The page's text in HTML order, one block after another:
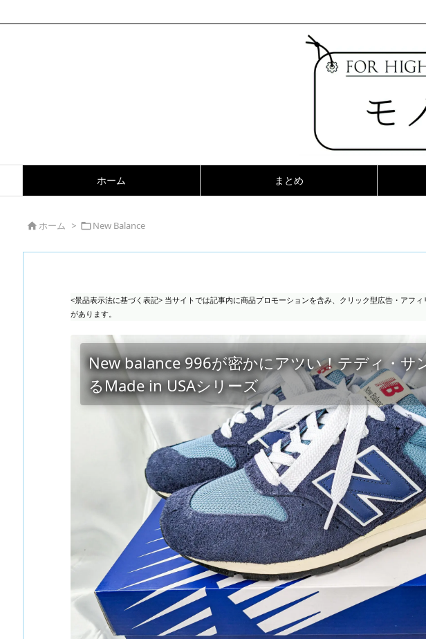
ホーム まとめ
ホーム > New Balance
<景品表示法に基づく表記> 当サイトでは記事内に商品プロモーションを含み、クリック型広告・アフ
があります。
New balance 996が密かにアツい！テディ・サ
るMade in USAシリーズ